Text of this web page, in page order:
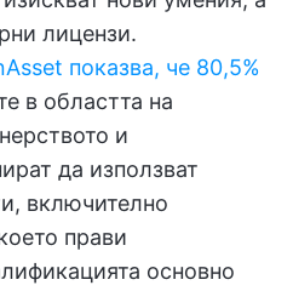
лицензи.
показва, че 80,5%
в областта на
и
да използват
включително
прави
основно